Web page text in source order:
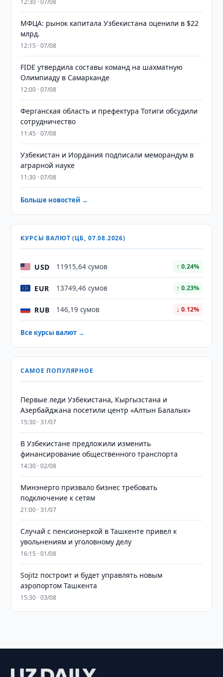
12:30 · 07/08
МФЦА: рынок капитала Узбекистана оценили в $22
млрд.
12:15 · 07/08
FIDE утвердила составы команд на шахматную
Олимпиаду в Самарканде
12:00 · 07/08
Ферганская область и префектура Тотиги обсудили
сотрудничество
11:45 · 07/08
Узбекистан и Иордания подписали меморандум в
аграрной науке
11:30 · 07/08
Больше новостей →
КУРСЫ ВАЛЮТ (ЦБ, 07.08.2026)
USD 11915,64 сумов ↑ 0.24%
EUR 13749,46 сумов ↑ 0.23%
RUB 146,19 сумов ↓ 0.12%
Все курсы валют →
САМОЕ ПОПУЛЯРНОЕ
Первые леди Узбекистана, Кыргызстана и
Азербайджана посетили центр «Алтын Балалык»
15:30 · 31/07
В Узбекистане предложили изменить
финансирование общественного транспорта
14:30 · 02/08
Минэнерго призвало бизнес требовать
подключение к сетям
21:00 · 31/07
Случай с пенсионеркой в Ташкенте привел к
увольнениям и уголовному делу
16:15 · 01/08
Sojitz построит и будет управлять новым
аэропортом Ташкента
15:30 · 03/08